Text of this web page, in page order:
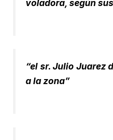
voladora, según
“el sr. Julio Juarez
a la zona”